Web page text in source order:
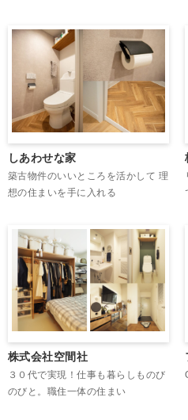
しあわせな家
築古物件のいいところを活かして 理
想の住まいを手に入れる
株式会社空間社
３０代で実現！仕事も暮らしものび
のびと。職住一体の住まい